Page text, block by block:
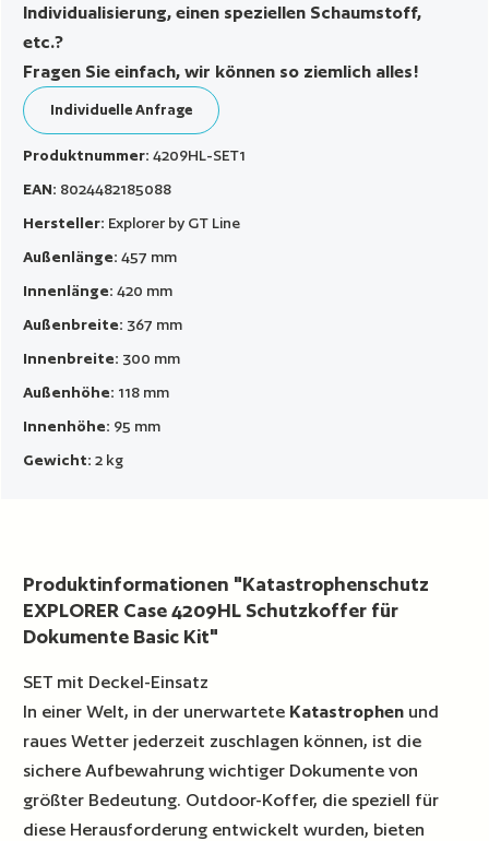
Individualisierung, einen speziellen Schaumstoff,
etc.?
Fragen Sie einfach, wir können so ziemlich alles!
Individuelle Anfrage
Produktnummer:4209HL-SET1
EAN: 8024482185088
Hersteller: Explorer by GT Line
Außenlänge:457 mm
Innenlänge:420 mm
Außenbreite: 367 mm
Innenbreite: 300 mm
Außenhöhe: 118 mm
Innenhöhe: 95 mm
Gewicht:2 kg
Produktinformationen "Katastrophenschutz
EXPLORER Case 4209HL Schutzkoffer für
Dokumente Basic Kit"
SET mit Deckel-Einsatz
In einer Welt, in der unerwartete Katastrophen und
raues Wetter jederzeit zuschlagen können, ist die
sichere Aufbewahrung wichtiger Dokumente von
größter Bedeutung. Outdoor-Koffer, die speziell für
diese Herausforderung entwickelt wurden, bieten